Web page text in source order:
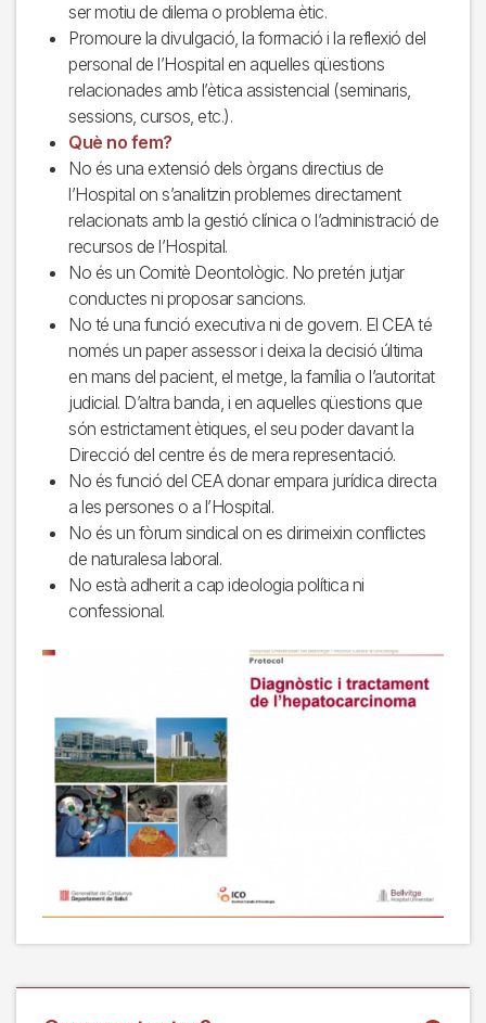
ser motiu de dilema o problema ètic.
Promoure la divulgació, la formació i la reflexió del
personal de l’Hospital en aquelles qüestions
relacionades amb l’ètica assistencial (seminaris,
sessions, cursos, etc.).
Què no fem?
No és una extensió dels òrgans directius de
l’Hospital on s’analitzin problemes directament
relacionats amb la gestió clínica o l’administració de
recursos de l’Hospital.
No és un Comitè Deontològic. No pretén jutjar
conductes ni proposar sancions.
No té una funció executiva ni de govern. El CEA té
només un paper assessor i deixa la decisió última
en mans del pacient, el metge, la família o l’autoritat
judicial. D’altra banda, i en aquelles qüestions que
són estrictament ètiques, el seu poder davant la
Direcció del centre és de mera representació.
No és funció del CEA donar empara jurídica directa
a les persones o a l’Hospital.
No és un fòrum sindical on es dirimeixin conflictes
de naturalesa laboral.
No està adherit a cap ideologia política ni
confessional.